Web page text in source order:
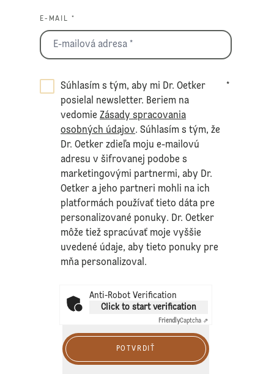
E-MAIL *
Súhlasím s tým, aby mi Dr. Oetker
posielal newsletter. Beriem na
vedomieZásady spracovania
osobných údajov. Súhlasím s tým, že
Dr. Oetker zdieľa moju e-mailovú
adresu v šifrovanej podobe s
marketingovými partnermi, aby Dr.
Oetker a jeho partneri mohli na ich
platformách používať tieto dáta pre
personalizované ponuky. Dr. Oetker
môže tiež spracúvať moje vyššie
uvedené údaje, aby tieto ponuky pre
mňa personalizoval.
*
Anti-Robot Verification
Click to start verification
FriendlyCaptcha ⇗
POTVRDIŤ